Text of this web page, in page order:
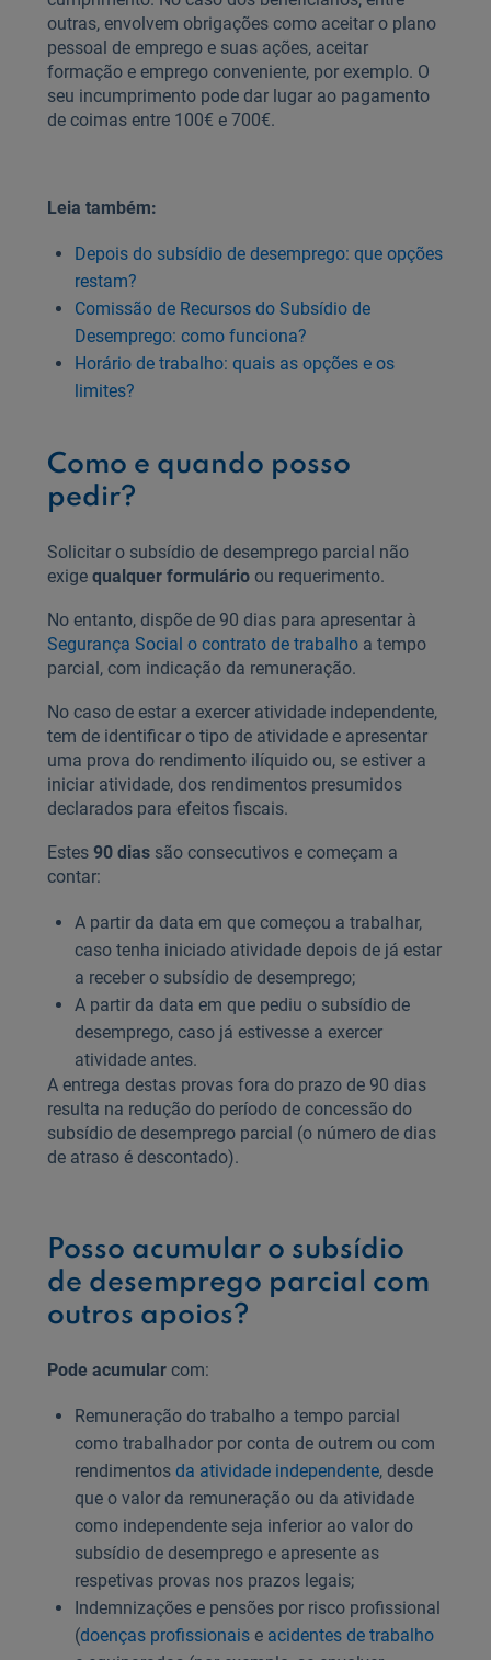
outras, envolvem obrigações como aceitar o plano
pessoal de emprego e suas ações, aceitar
formação e emprego conveniente, por exemplo. O
seu incumprimento pode dar lugar ao pagamento
de coimas entre 100€ e 700€.
Leia também:
Depois do subsídio de desemprego: que opções
restam?
Comissão de Recursos do Subsídio de
Desemprego: como funciona?
Horário de trabalho: quais as opções e os
limites?
Como e quando posso
pedir?
Solicitar o subsídio de desemprego parcial não
exige qualquer formulárioou requerimento.
No entanto, dispõe de 90 dias para apresentar à
Segurança Social o contrato de trabalhoa tempo
parcial, com indicação da remuneração.
No caso de estar a exercer atividade independente,
tem de identificar o tipo de atividade e apresentar
uma prova do rendimento ilíquido ou, se estiver a
iniciar atividade, dos rendimentos presumidos
declarados para efeitos fiscais.
Estes 90 diassão consecutivos e começam a
contar:
A partir da data em que começou a trabalhar,
caso tenha iniciado atividade depois de já estar
a receber o subsídio de desemprego;
A partir da data em que pediu o subsídio de
desemprego, caso já estivesse a exercer
atividade antes.
A entrega destas provas fora do prazo de 90 dias
resulta na redução do período de concessão do
subsídio de desemprego parcial (o número de dias
de atraso é descontado).
Posso acumular o subsídio
de desemprego parcial com
outros apoios?
Pode acumular com:
Remuneração do trabalho a tempo parcial
como trabalhador por conta de outrem ou com
rendimentos da atividade independente, desde
que o valor da remuneração ou da atividade
como independente seja inferior ao valor do
subsídio de desemprego e apresente as
respetivas provas nos prazos legais;
Indemnizações e pensões por risco profissional
(doenças profissionaise acidentes de trabalho